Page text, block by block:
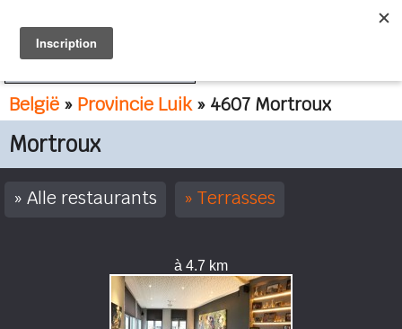
België » Provincie Luik» 4607 Mortroux
Mortroux
Alle restaurants Terrasses
à 4.7 km